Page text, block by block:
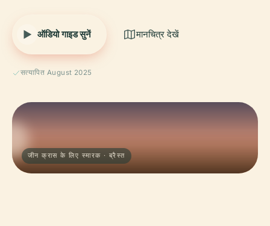
ऑडियो गाइड सुनें मानचित्र देखें
सत्यापित August 2025
जीन क्रास के लिए स्मारक · ब्रैस्त